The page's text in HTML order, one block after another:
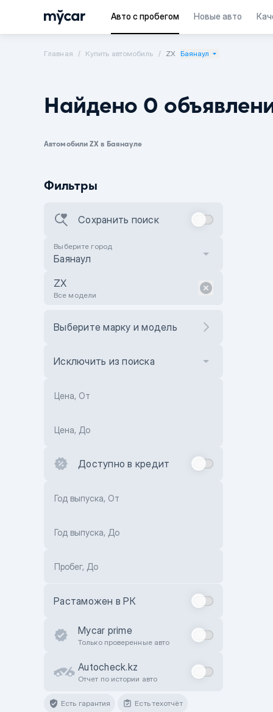
Авто с пробегом Новые авто
Главная Купить автомобиль ZX Баянаул
Найдено 0
Автомобили ZX в Баянауле
Фильтры
Сохранить поиск
Выберите город
Баянаул
ZX
Все модели
Выберите марку и модель
Исключить из поиска
Цена, От
Цена, До
Доступно в кредит
Год выпуска, От
Год выпуска, До
Пробег, До
Растаможен в РК
Mycar prime
Только проверенные авто
Autocheck.kz
Отчет по истории авто
Есть гарантия Есть техотчёт